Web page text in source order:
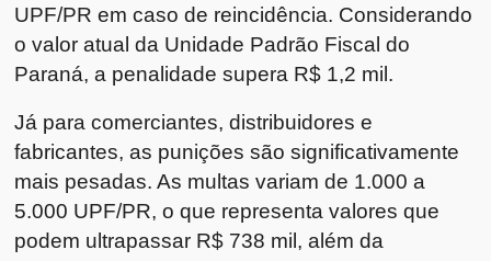
UPF/PR em caso de reincidência. Considerando
o valor atual da Unidade Padrão Fiscal do
Paraná, a penalidade supera R$ 1,2 mil.
Já para comerciantes, distribuidores e
fabricantes, as punições são significativamente
mais pesadas. As multas variam de 1.000 a
5.000 UPF/PR, o que representa valores que
podem ultrapassar R$ 738 mil, além da